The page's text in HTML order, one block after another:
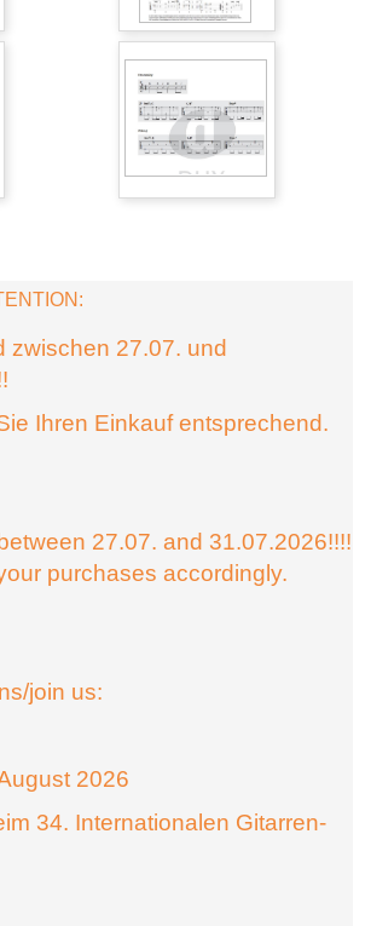
zwischen 27.07. und
Ihren Einkauf entsprechend.
27.07. and 31.07.2026!!!!
purchases accordingly.
join us:
2026
34. Internationalen Gitarren-